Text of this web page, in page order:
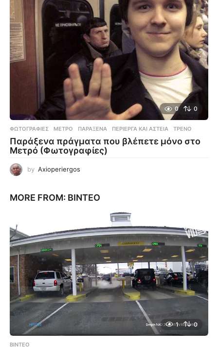
0 0
ΦΩΤΟΓΡΑΦΊΕΣ ΜΕΤΡΌ ,ΠΑΡΆΞΕΝΑ ,ΠΕΡΊΕΡΓΑ ΚΑΙ ΑΣΤΕΊΑ ,ΤΡΈΝΟ
Παράξενα πράγματα που βλέπετε μόνο στο
Μετρό (Φωτογραφίες)
by Axioperiergos
MORE FROM: ΒΊΝΤΕΟ
1 0
ΒΊΝΤΕΟ